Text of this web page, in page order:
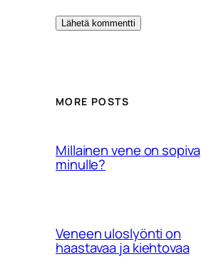
MORE POSTS
Millainen vene on sopiva
minulle?
Veneen uloslyönti on
haastavaa ja kiehtovaa